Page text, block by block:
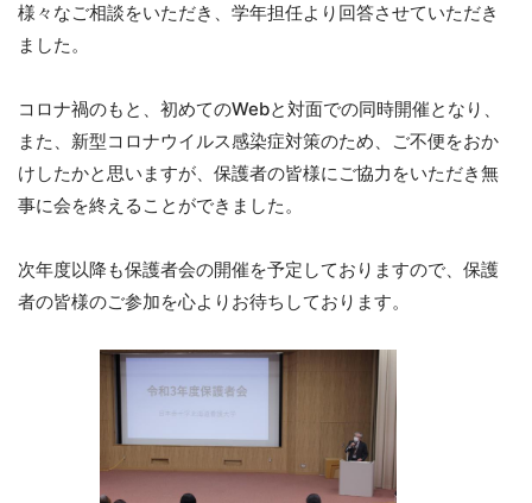
様々なご相談をいただき、学年担任より回答させていただき
ました。
コロナ禍のもと、初めてのWebと対面での同時開催となり、
また、新型コロナウイルス感染症対策のため、ご不便をおか
けしたかと思いますが、保護者の皆様にご協力をいただき無
事に会を終えることができました。
次年度以降も保護者会の開催を予定しておりますので、保護
者の皆様のご参加を心よりお待ちしております。